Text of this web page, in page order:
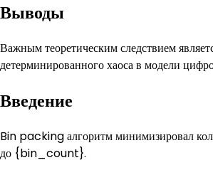
Выводы
Важным теоретическим следствием
детерминированного хаоса в модели
Введение
Bin packing алгоритм минимизировал
до {bin_count}.